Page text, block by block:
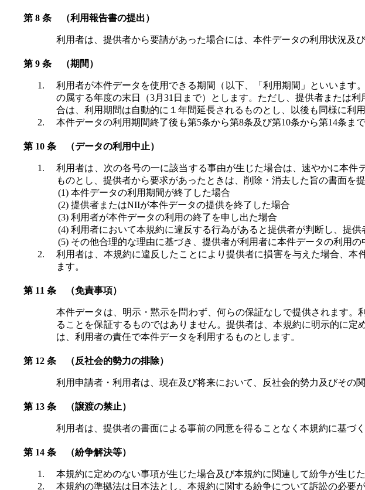
（利用報告書の提出）
利用者は、提供者から要請があった場合には、本件データの利用状況及
（期間）
利用者が本件データを使用できる期間（以下、「利用期間」といいま
の属する年度の末日（3月31日まで）とします。ただし、提供者または
合は、利用期間は自動的に１年間延長されるものとし、以後も同様に利
本件データの利用期間終了後も第5条から第8条及び第10条から第14条ま
（データの利用中止）
利用者は、次の各号の一に該当する事由が生じた場合は、速やかに本
ものとし、提供者から要求があったときは、削除・消去した旨の書面を
本件データの利用期間が終了した場合
提供者またはNIIが本件データの提供を終了した場合
利用者が本件データの利用の終了を申し出た場合
利用者において本規約に違反する行為があると提供者が判断し、提
その他合理的な理由に基づき、提供者が利用者に本件データの利用の
利用者は、本規約に違反したことにより提供者に損害を与えた場合、
ます。
（免責事項）
本件データは、明示・黙示を問わず、何らの保証なしで提供されます
ることを保証するものではありません。提供者は、本規約に明示的に
は、利用者の責任で本件データを利用するものとします。
（反社会的勢力の排除）
利用申請者・利用者は、現在及び将来において、反社会的勢力及びその
（譲渡の禁止）
利用者は、提供者の書面による事前の同意を得ることなく本規約に基づ
（紛争解決等）
本規約に定めのない事項が生じた場合及び本規約に関連して紛争が生じ
本規約の準拠法は日本法とし、本規約に関する紛争について訴訟の必要